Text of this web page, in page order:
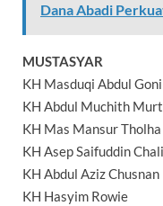
Dana Abadi
MUSTASYAR
KH Masduqi Abdul Goni
KH Abdul Muchith
KH Mas Mansur Tholha
KH Asep Saifuddin
KH Abdul Aziz Chusnan
KH Hasyim Rowie